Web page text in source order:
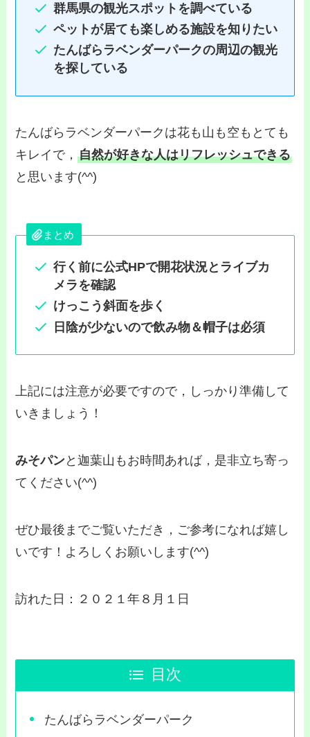
群馬県の観光スポットを調べている
ペットが居ても楽しめる施設を知りたい
たんばらラベンダーパークの周辺の観光
を探している
たんばらラベンダーパークは花も山も空もとても
キレイで，自然が好きな人はリフレッシュできる
と思います(^^)
まとめ
行く前に公式HPで開花状況とライブカ
メラを確認
けっこう斜面を歩く
日陰が少ないので飲み物＆帽子は必須
上記には注意が必要ですので，しっかり準備して
いきましょう！
みそパンと迦葉山もお時間あれば，是非立ち寄っ
てください(^^)
ぜひ最後までご覧いただき，ご参考になれば嬉し
いです！よろしくお願いします(^^)
訪れた日：２０２１年８月１日
目次
たんばらラベンダーパーク